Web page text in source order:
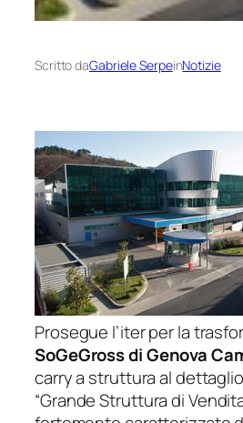
Scritto daGabriele SerpeinNotizie
Prosegue l’iter per la
SoGeGross di Genova
carry a struttura al
“Grande Struttura di